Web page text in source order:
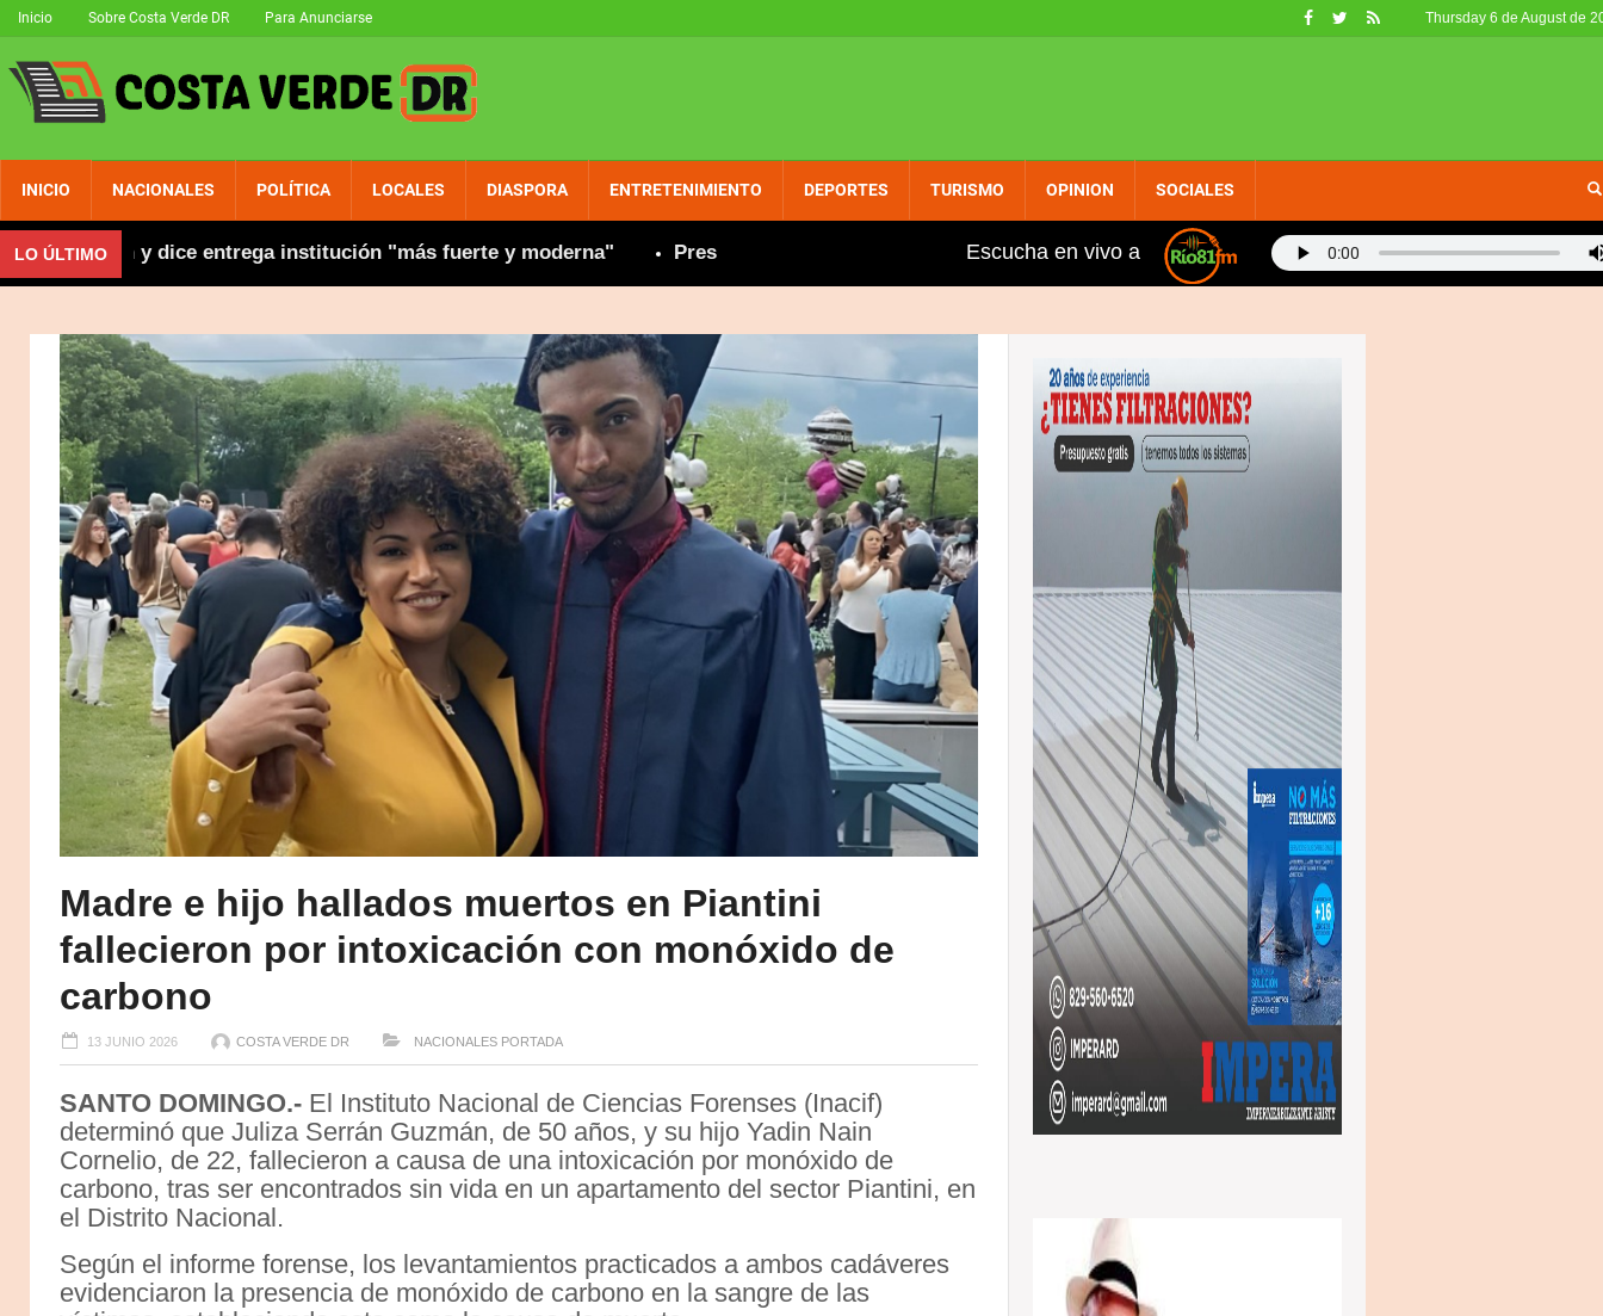
Thursday 6 de August de
Inicio Sobre Costa Verde DR Para Anunciarse
INICIO NACIONALES POLÍTICA LOCALES DIASPORA ENTRETENIMIENTO DEPORTES TURISMO OPINION SOCIALES
LO ÚLTIMOy dice entrega institución "más fuerte y moderna" Presidenta Hoteles y Restaurantes de María Trinidad Sánchez denuncia apagones están provocando
Escucha en vivo a
Madre e hijo hallados muertos en Piantini
fallecieron por intoxicación con monóxido de
carbono
13 JUNIO 2026 COSTA VERDE DR NACIONALES PORTADA
SANTO DOMINGO.- El Instituto Nacional de Ciencias Forenses (Inacif)
determinó que Juliza Serrán Guzmán, de 50 años, y su hijo Yadin Nain
Cornelio, de 22, fallecieron a causa de una intoxicación por monóxido de
carbono, tras ser encontrados sin vida en un apartamento del sector Piantini, en
el Distrito Nacional.
Según el informe forense, los levantamientos practicados a ambos cadáveres
evidenciaron la presencia de monóxido de carbono en la sangre de las